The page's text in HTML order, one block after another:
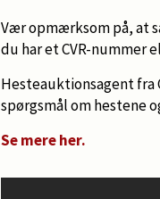
Vær opmærksom på, at
du har et CVR-nummer
Hesteauktionsagent fra
spørgsmål om hestene
Se mere her.